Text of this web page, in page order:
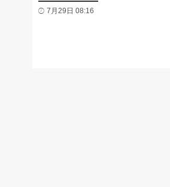
7月29日 08:16